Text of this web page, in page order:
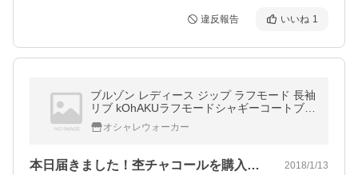
違反報告 いいね 1
ブルゾン レディース ジップ ラフモード 長袖
リブ kOhAKUラフモードシャギーコートブル
ゾン※返品交換不可※【メール便不可】
オシャレウォーカー
本日届きました！杢チャコールを購入しま… 2018/1/13